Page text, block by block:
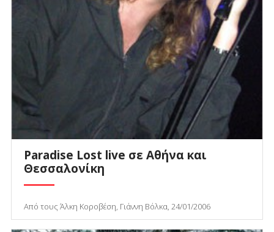
Paradise Lost live σε Αθήνα και
Θεσσαλονίκη
Από τους Άλκη Κοροβέση, Γιάννη Βόλκα, 24/01/2006